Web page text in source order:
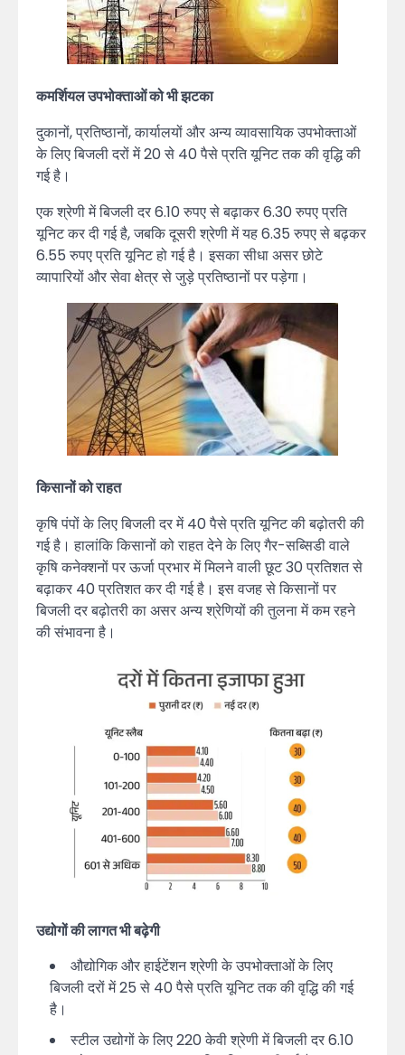
कमर्शियल उपभोक्ताओं को भी झटका
दुकानों, प्रतिष्ठानों, कार्यालयों और अन्य व्यावसायिक उपभोक्ताओं
के लिए बिजली दरों में 20 से 40 पैसे प्रति यूनिट तक की वृद्धि की
गई है।
एक श्रेणी में बिजली दर 6.10 रुपए से बढ़ाकर 6.30 रुपए प्रति
यूनिट कर दी गई है, जबकि दूसरी श्रेणी में यह 6.35 रुपए से बढ़कर
6.55 रुपए प्रति यूनिट हो गई है। इसका सीधा असर छोटे
व्यापारियों और सेवा क्षेत्र से जुड़े प्रतिष्ठानों पर पड़ेगा।
किसानों को राहत
कृषि पंपों के लिए बिजली दर में 40 पैसे प्रति यूनिट की बढ़ोतरी की
गई है। हालांकि किसानों को राहत देने के लिए गैर-सब्सिडी वाले
कृषि कनेक्शनों पर ऊर्जा प्रभार में मिलने वाली छूट 30 प्रतिशत से
बढ़ाकर 40 प्रतिशत कर दी गई है। इस वजह से किसानों पर
बिजली दर बढ़ोतरी का असर अन्य श्रेणियों की तुलना में कम रहने
की संभावना है।
उद्योगों की लागत भी बढ़ेगी
औद्योगिक और हाईटेंशन श्रेणी के उपभोक्ताओं के लिए
बिजली दरों में 25 से 40 पैसे प्रति यूनिट तक की वृद्धि की गई
है।
स्टील उद्योगों के लिए 220 केवी श्रेणी में बिजली दर 6.10